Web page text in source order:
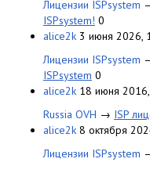
Лицензии ISPsystem
ISPsystem! 0
alice2k 3 июня 2026,
Лицензии ISPsystem
ISPsystem 0
alice2k 18 июня
Russia OVH → ISP
alice2k 8 октября
Лицензии ISPsystem